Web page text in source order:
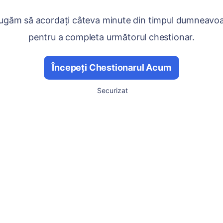
să acordați câteva minute din timpul
pentru a completa următorul chestionar.
Începeți Chestionarul Acum
Securizat